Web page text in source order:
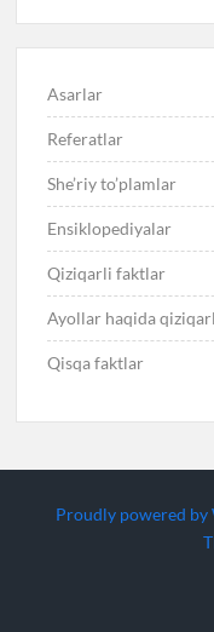
Asarlar
Referatlar
She’riy to’plamlar
Ensiklopediyalar
Qiziqarli faktlar
Ayollar haqida
Qisqa faktlar
Proudly powered by